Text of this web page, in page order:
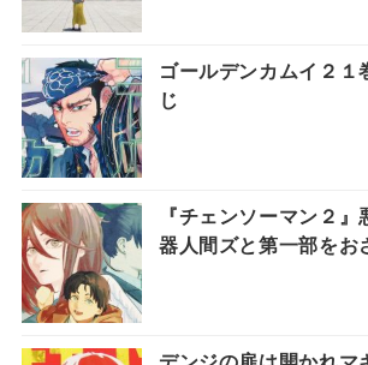
ゴールデンカムイ２１
じ
『チェンソーマン２
器人間ズと第一部をお